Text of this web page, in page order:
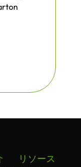
リソース